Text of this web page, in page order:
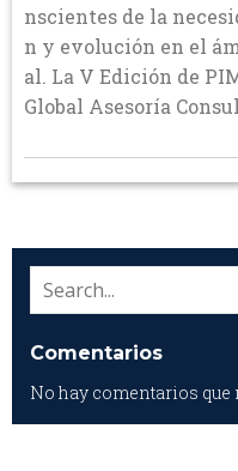
nscientes de la
n y evolución en el
al. La V Edición de
Global Asesoría
Comentarios
No hay comentarios que